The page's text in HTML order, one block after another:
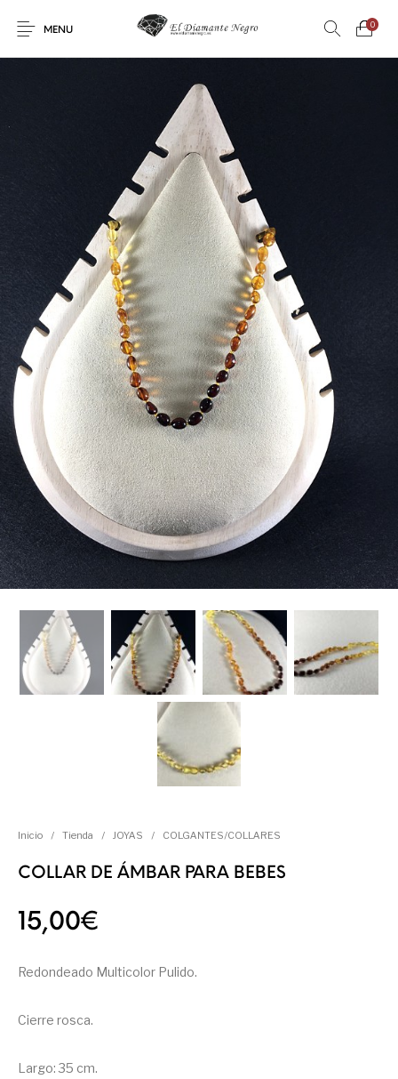
MENU
0
En oferta ! DECORACIÓN
ESOTERISMO FÓSILES JOYAS
MINERALES
PRODUCTOS DE
CONSUMO
Inicio / Tienda / JOYAS / COLGANTES/COLLARES
COLLAR DE ÁMBAR PARA BEBES
15,00€
Redondeado Multicolor Pulido.
Cierre rosca.
Largo: 35 cm.